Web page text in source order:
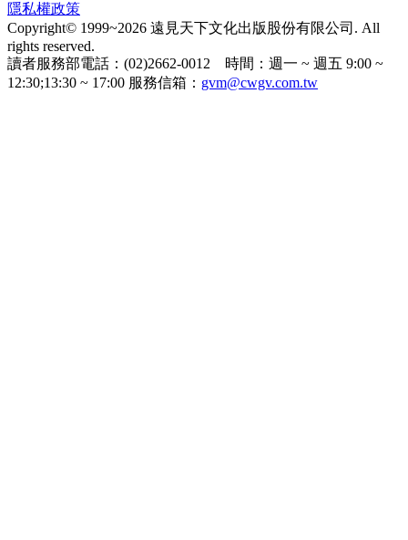
隱私權政策
Copyright© 1999~2026 遠見天下文化出版股份有限公司. All
rights reserved.
讀者服務部電話：(02)2662-0012 時間：週一 ~ 週五 9:00 ~
12:30;13:30 ~ 17:00 服務信箱： gvm@cwgv.com.tw